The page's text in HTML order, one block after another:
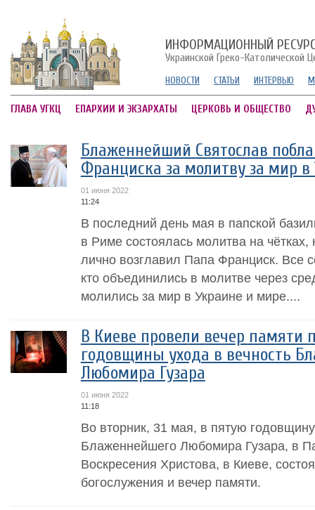
ИНФОРМАЦИОННЫЙ
Украинской Греко-Католической
НОВОСТИ СТАТЬИ ИНТЕРВЬЮ
ГЛАВА УГКЦ ЕПАРХИИ И ЭКЗАРХАТЫ ЦЕРКОВЬ И ОБЩЕСТВО
Блаженнейший Святослав
Франциска за молитву за мир
01 июня 2022
11:24
В последний день мая в папской
в Риме состоялась молитва на
лично возглавил Папа Франциск. Все
кто объединились в молитве через
молились за мир в Украине и мире....
В Киеве провели вечер памяти
годовщины ухода в вечность
Любомира Гузара
01 июня 2022
11:18
Во вторник, 31 мая, в пятую
Блаженнейшего Любомира Гузара, в
Воскресения Христова, в Киеве,
богослужения и вечер памяти.